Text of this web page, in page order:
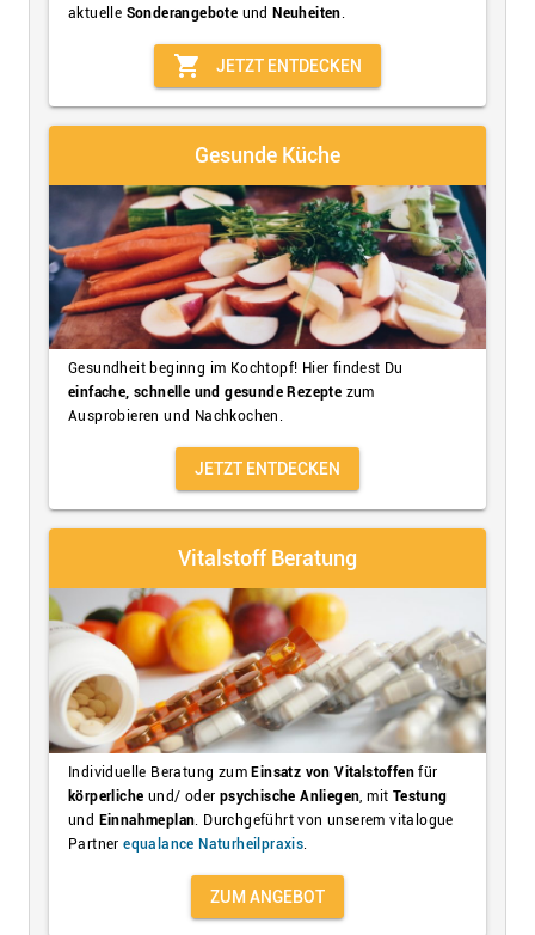
aktuelle Sonderangebote und Neuheiten.
shopping_cart JETZT ENTDECKEN
Gesunde Küche
Gesundheit beginng im Kochtopf! Hier findest Du
einfache, schnelle und gesunde Rezepte zum
Ausprobieren und Nachkochen.
JETZT ENTDECKEN
Vitalstoff Beratung
Individuelle Beratung zumEinsatz von Vitalstoffen für
körperliche und/ oder psychische Anliegen , mit Testung
und Einnahmeplan . Durchgeführt von unserem vitalogue
Partnerequalance Naturheilpraxis
ZUM ANGEBOT